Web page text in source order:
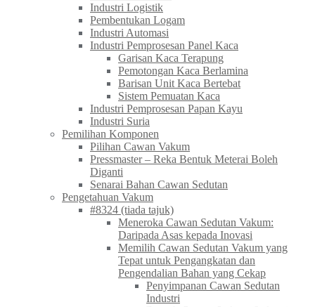
Industri Logistik
Pembentukan Logam
Industri Automasi
Industri Pemprosesan Panel Kaca
Garisan Kaca Terapung
Pemotongan Kaca Berlamina
Barisan Unit Kaca Bertebat
Sistem Pemuatan Kaca
Industri Pemprosesan Papan Kayu
Industri Suria
Pemilihan Komponen
Pilihan Cawan Vakum
Pressmaster – Reka Bentuk Meterai Boleh
Diganti
Senarai Bahan Cawan Sedutan
Pengetahuan Vakum
#8324 (tiada tajuk)
Meneroka Cawan Sedutan Vakum:
Daripada Asas kepada Inovasi
Memilih Cawan Sedutan Vakum yang
Tepat untuk Pengangkatan dan
Pengendalian Bahan yang Cekap
Penyimpanan Cawan Sedutan
Industri